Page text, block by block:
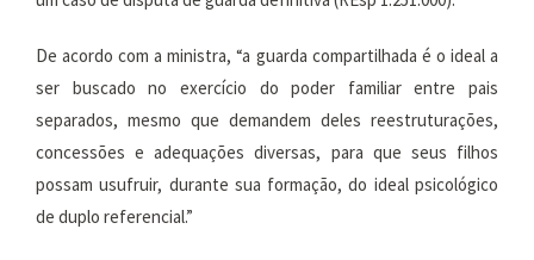
De acordo com a ministra, “a guarda compartilhada é o ideal a
ser buscado no exercício do poder familiar entre pais
separados, mesmo que demandem deles reestruturações,
concessões e adequações diversas, para que seus filhos
possam usufruir, durante sua formação, do ideal psicológico
de duplo referencial.”